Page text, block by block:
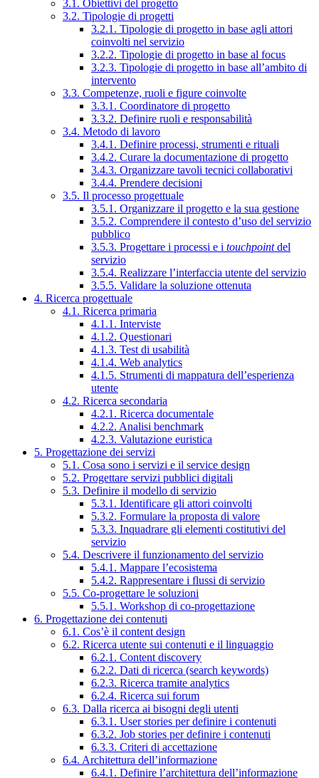
3.1. Obiettivi del progetto
3.2. Tipologie di progetti
3.2.1. Tipologie di progetto in base agli attori
coinvolti nel servizio
3.2.2. Tipologie di progetto in base al focus
3.2.3. Tipologie di progetto in base all’ambito di
intervento
3.3. Competenze, ruoli e figure coinvolte
3.3.1. Coordinatore di progetto
3.3.2. Definire ruoli e responsabilità
3.4. Metodo di lavoro
3.4.1. Definire processi, strumenti e rituali
3.4.2. Curare la documentazione di progetto
3.4.3. Organizzare tavoli tecnici collaborativi
3.4.4. Prendere decisioni
3.5. Il processo progettuale
3.5.1. Organizzare il progetto e la sua gestione
3.5.2. Comprendere il contesto d’uso del servizio
pubblico
3.5.3. Progettare i processi e i touchpointdel
servizio
3.5.4. Realizzare l’interfaccia utente del servizio
3.5.5. Validare la soluzione ottenuta
4. Ricerca progettuale
4.1. Ricerca primaria
4.1.1. Interviste
4.1.2. Questionari
4.1.3. Test di usabilità
4.1.4. Web analytics
4.1.5. Strumenti di mappatura dell’esperienza
utente
4.2. Ricerca secondaria
4.2.1. Ricerca documentale
4.2.2. Analisi benchmark
4.2.3. Valutazione euristica
5. Progettazione dei servizi
5.1. Cosa sono i servizi e il service design
5.2. Progettare servizi pubblici digitali
5.3. Definire il modello di servizio
5.3.1. Identificare gli attori coinvolti
5.3.2. Formulare la proposta di valore
5.3.3. Inquadrare gli elementi costitutivi del
servizio
5.4. Descrivere il funzionamento del servizio
5.4.1. Mappare l’ecosistema
5.4.2. Rappresentare i flussi di servizio
5.5. Co-progettare le soluzioni
5.5.1. Workshop di co-progettazione
6. Progettazione dei contenuti
6.1. Cos’è il content design
6.2. Ricerca utente sui contenuti e il linguaggio
6.2.1. Content discovery
6.2.2. Dati di ricerca (search keywords)
6.2.3. Ricerca tramite analytics
6.2.4. Ricerca sui forum
6.3. Dalla ricerca ai bisogni degli utenti
6.3.1. User stories per definire i contenuti
6.3.2. Job stories per definire i contenuti
6.3.3. Criteri di accettazione
6.4. Architettura dell’informazione
6.4.1. Definire l’architettura dell’informazione